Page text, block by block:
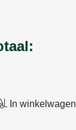
In winkelwagen